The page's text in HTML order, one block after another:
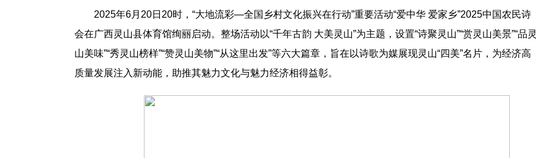
2025年6月20日20时，“大地流彩—全国乡村文化振兴在行动”重要活动“爱中华 爱家乡”2025中国农民诗
会在广西灵山县体育馆绚丽启动。整场活动以“千年古韵 大美灵山”为主题，设置“诗聚灵山”“赏灵山美景”“品灵
山美味”“秀灵山榜样”“赞灵山美物”“从这里出发”等六大篇章，旨在以诗歌为媒展现灵山“四美”名片，为经济高
质量发展注入新动能，助推其魅力文化与魅力经济相得益彰。